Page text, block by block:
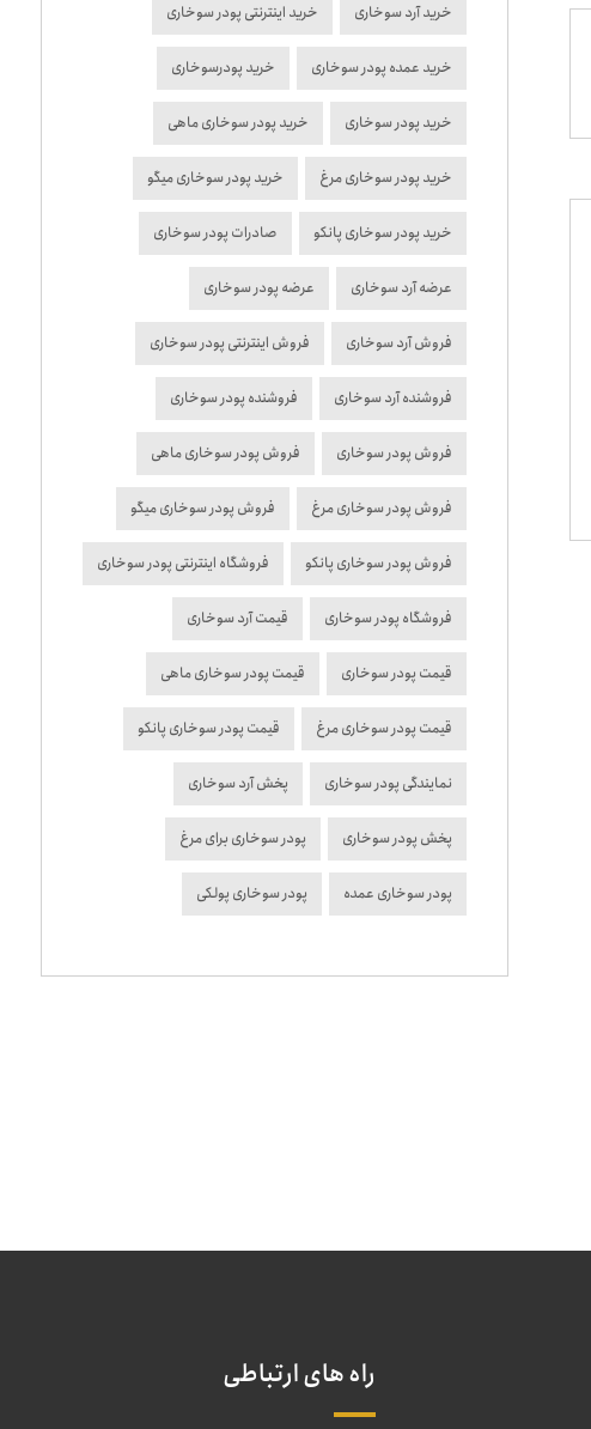
خرید آرد سوخاری خرید اینترنتی پودر سوخاری
خرید عمده پودر سوخاری خرید پودرسوخاری
خرید پودر سوخاری خرید پودر سوخاری ماهی
خرید پودر سوخاری مرغ خرید پودر سوخاری میگو
خرید پودر سوخاری پانکو صادرات پودر سوخاری
عرضه آرد سوخاری عرضه پودر سوخاری
فروش آرد سوخاری فروش اینترنتی پودر سوخاری
فروشنده آرد سوخاری فروشنده پودر سوخاری
فروش پودر سوخاری فروش پودر سوخاری ماهی
فروش پودر سوخاری مرغ فروش پودر سوخاری میگو
فروش پودر سوخاری پانکو فروشگاه اینترنتی پودر سوخاری
فروشگاه پودر سوخاری قیمت آرد سوخاری
قیمت پودر سوخاری قیمت پودر سوخاری ماهی
قیمت پودر سوخاری مرغ قیمت پودر سوخاری پانکو
نمایندگی پودر سوخاری پخش آرد سوخاری
پخش پودر سوخاری پودر سوخاری برای مرغ
پودر سوخاری عمده پودر سوخاری پولکی
راه های ارتباطی